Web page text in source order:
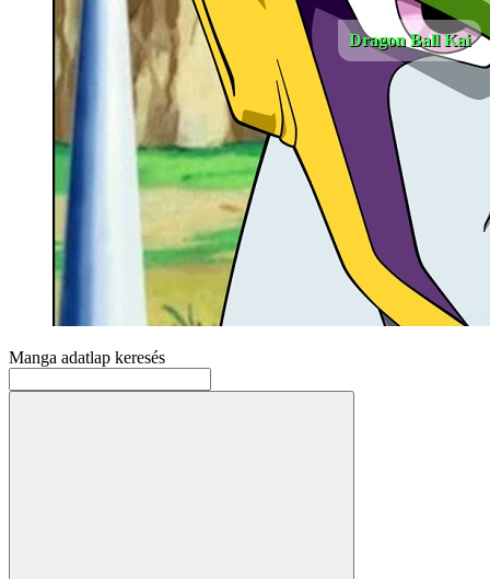
Dragon Ball Kai
Manga adatlap keresés